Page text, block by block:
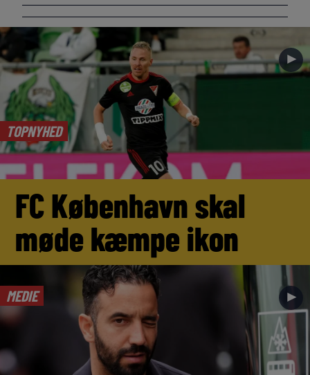
TOPNYHED
►
FC København skal
møde kæmpe ikon
MEDIE ►